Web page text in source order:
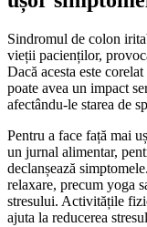
Sindromul de colon
vieții pacienților,
Dacă acesta este
poate avea un impact
afectându-le starea de
Pentru a face față mai
un jurnal alimentar,
declanșează
relaxare, precum yoga
stresului. Activitățile
ajuta la reducerea